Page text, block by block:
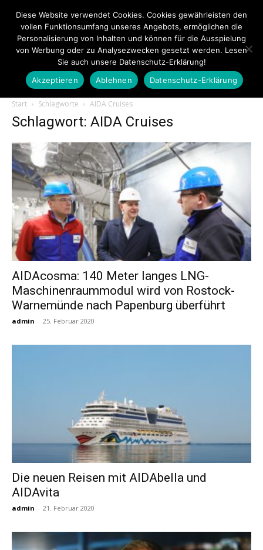
Touristiknews.de
Touristiknews
Reiseempfehlungen.
Start Schlagworte AIDA Cruises
Schlagwort: AIDA Cruises
AIDAcosma: 140 Meter langes LNG-
Maschinenraummodul wird von Rostock-
Warnemünde nach Papenburg überführt
admin - 25. Februar 2020
Die neuen Reisen mit AIDAbella und
AIDAvita
admin - 21. Februar 2020
Diese Website verwendet Cookies. Cookies gewährleisten den
vollen Funktionsumfang unseres Angebots, ermöglichen die
Personalisierung von Inhalten und können für die Ausspielung
von Werbung oder zu Analysezwecken gesetzt werden. Lesen
Sie auch unsere Datenschutz-Erklärung!
Akzeptieren
Ablehnen Datenschutz-Erklärung